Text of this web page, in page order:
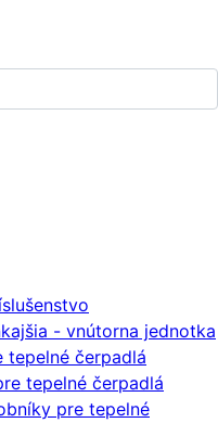
- vnútorna jednotka
tepelné čerpadlá
tepelné čerpadlá
pre tepelné